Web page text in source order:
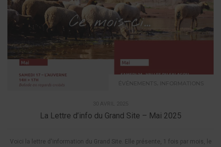
La Lettre d’info du Grand Site – Mai 2025
Voici la lettre d'information du Grand Site. Elle présente, 1 fois par mois, le